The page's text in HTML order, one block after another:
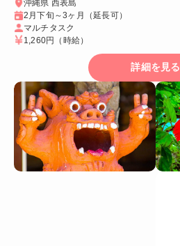
沖縄県 西表島
2月下旬～3ヶ月（延長可）
マルチタスク
1,260円 （時給）
詳細を見る